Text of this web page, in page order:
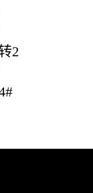
2